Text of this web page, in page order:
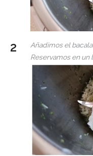
Añadimos el
Reservamos en un